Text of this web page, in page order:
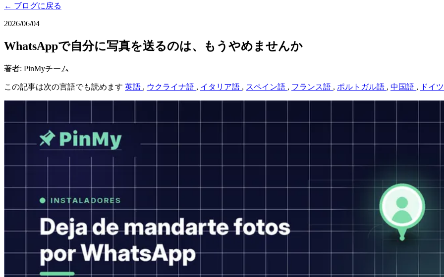
← ブログに戻る
2026/06/04
WhatsAppで自分に写真を送るのは、もうやめませんか
著者: PinMyチーム
この記事は次の言語でも読めます 英語 , ウクライナ語 , イタリア語 , スペイン語 , フランス語 , ポルトガル語 , 中国語 , ドイ